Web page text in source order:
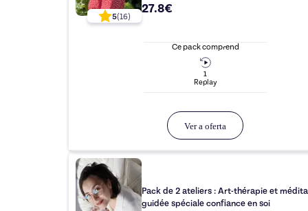
5(16)
27.8€
Ce pack comprend
1
Replay
Ver a oferta
Pack de 2 ateliers : Art-thérapie et
guidée spéciale confiance en soi